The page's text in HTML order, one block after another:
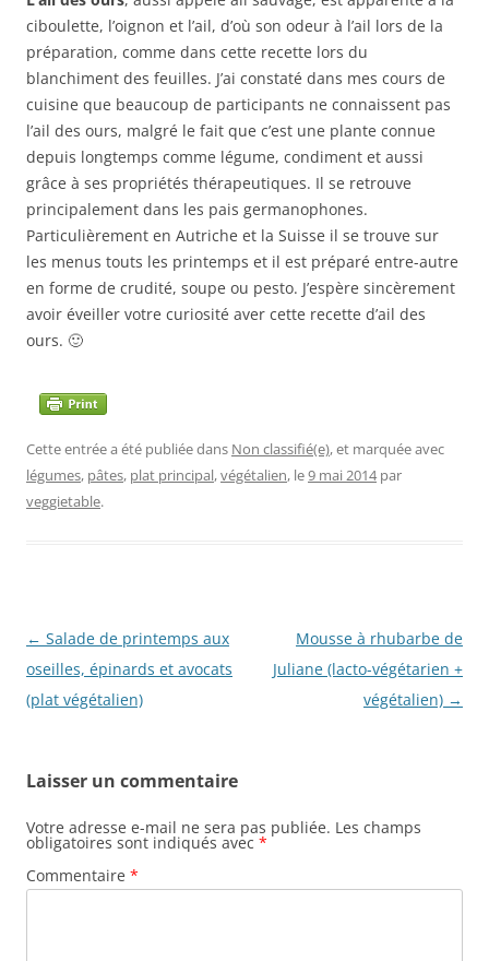
ciboulette, l’oignon et l’ail, d’où son odeur à l’ail lors de la
préparation, comme dans cette recette lors du
blanchiment des feuilles. J’ai constaté dans mes cours de
cuisine que beaucoup de participants ne connaissent pas
l’ail des ours, malgré le fait que c’est une plante connue
depuis longtemps comme légume, condiment et aussi
grâce à ses propriétés thérapeutiques. Il se retrouve
principalement dans les pais germanophones.
Particulièrement en Autriche et la Suisse il se trouve sur
les menus touts les printemps et il est préparé entre-autre
en forme de crudité, soupe ou pesto. J’espère sincèrement
avoir éveiller votre curiosité aver cette recette d’ail des
ours. 🙂
Cette entrée a été publiée dans Non classifié(e), et marquée avec
légumes, pâtes, plat principal,végétalien, le9 mai 2014 par
veggietable.
Navigation
des
articles
← Salade de printemps aux
oseilles, épinards et avocats
(plat végétalien)
Mousse à rhubarbe de
Juliane (lacto-végétarien +
végétalien) →
Laisser un commentaire
Votre adresse e-mail ne sera pas publiée. Les champs
obligatoires sont indiqués avec *
Commentaire *